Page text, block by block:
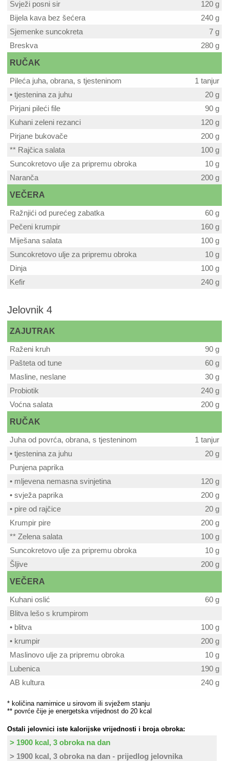
Svježi posni sir
120 g
Bijela kava bez šećera
240 g
Sjemenke suncokreta
7 g
Breskva
280 g
RUČAK
Pileća juha, obrana, s tjesteninom
1 tanjur
• tjestenina za juhu
20 g
Pirjani pileći file
90 g
Kuhani zeleni rezanci
120 g
Pirjane bukovače
200 g
** Rajčica salata
100 g
Suncokretovo ulje za pripremu obroka
10 g
Naranča
200 g
VEČERA
Ražnjići od purećeg zabatka
60 g
Pečeni krumpir
160 g
Miješana salata
100 g
Suncokretovo ulje za pripremu obroka
10 g
Dinja
100 g
Kefir
240 g
Jelovnik 4
ZAJUTRAK
Raženi kruh
90 g
Pašteta od tune
60 g
Masline, neslane
30 g
Probiotik
240 g
Voćna salata
200 g
RUČAK
Juha od povrća, obrana, s tjesteninom
1 tanjur
• tjestenina za juhu
20 g
Punjena paprika
• mljevena nemasna svinjetina
120 g
• svježa paprika
200 g
• pire od rajčice
20 g
Krumpir pire
200 g
** Zelena salata
100 g
Suncokretovo ulje za pripremu obroka
10 g
Šljive
200 g
VEČERA
Kuhani oslić
60 g
Blitva lešo s krumpirom
• blitva
100 g
• krumpir
200 g
Maslinovo ulje za pripremu obroka
10 g
Lubenica
190 g
AB kultura
240 g
* količina namirnice u sirovom ili svježem stanju
** povrće čije je energetska vrijednost do 20 kcal
Ostali jelovnici iste kalorijske vrijednosti i broja obroka:
> 1900 kcal, 3 obroka na dan
> 1900 kcal, 3 obroka na dan - prijedlog jelovnika